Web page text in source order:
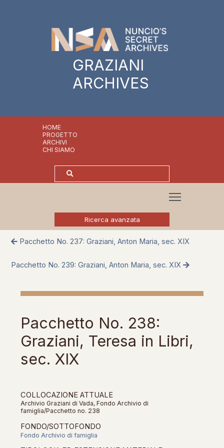
GRAZIANI
ARCHIVES
HOME
PROGETTO
ARCHIVI
CHI SIAMO
Ricerca avanzata
Pacchetto No. 237: Graziani, Anton Maria, sec. XIX
Pacchetto No. 239: Graziani, Anton Maria, sec. XIX
Pacchetto No. 238:
Graziani, Teresa in Libri,
sec. XIX
COLLOCAZIONE ATTUALE
Archivio Graziani di Vada, Fondo Archivio di
famiglia/Pacchetto no. 238
FONDO/SOTTOFONDO
Fondo Archivio di famiglia